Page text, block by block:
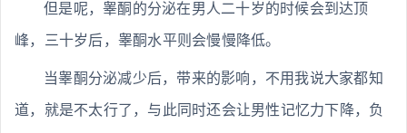
但是呢，睾酮的分泌在男人二十岁的时候会到达顶
峰，三十岁后，睾酮水平则会慢慢降低。
当睾酮分泌减少后，带来的影响，不用我说大家都知
道，就是不太行了，与此同时还会让男性记忆力下降，负